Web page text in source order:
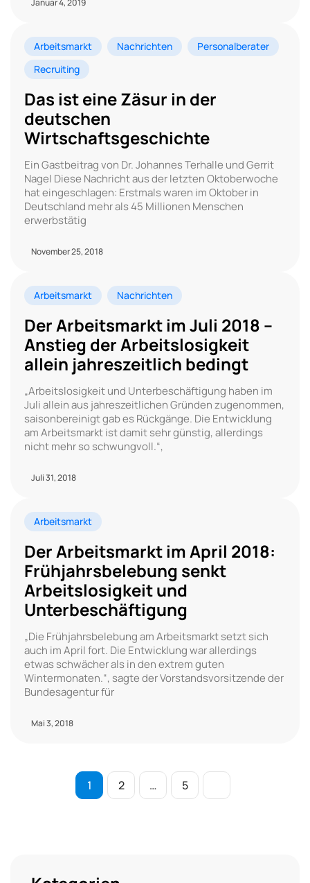
Arbeitsmarkt Nachrichten
Personalberater
Recruiting
Das ist eine Zäsur in der
deutschen
Wirtschaftsgeschichte
Ein Gastbeitrag von Dr. Johannes Terhalle und Gerrit
Nagel Diese Nachricht aus der letzten Oktoberwoche
hat eingeschlagen: Erstmals waren im Oktober in
Deutschland mehr als 45 Millionen Menschen
erwerbstätig
November 25, 2018
Arbeitsmarkt Nachrichten
Der Arbeitsmarkt im Juli 2018 –
Anstieg der Arbeitslosigkeit
allein jahreszeitlich bedingt
„Arbeitslosigkeit und Unterbeschäftigung haben im
Juli allein aus jahreszeitlichen Gründen zugenommen,
saisonbereinigt gab es Rückgänge. Die Entwicklung
am Arbeitsmarkt ist damit sehr günstig, allerdings
nicht mehr so schwungvoll.“,
Juli 31, 2018
Arbeitsmarkt
Der Arbeitsmarkt im April 2018:
Frühjahrsbelebung senkt
Arbeitslosigkeit und
Unterbeschäftigung
„Die Frühjahrsbelebung am Arbeitsmarkt setzt sich
auch im April fort. Die Entwicklung war allerdings
etwas schwächer als in den extrem guten
Wintermonaten.“, sagte der Vorstandsvorsitzende der
Bundesagentur für
Mai 3, 2018
1 2 … 5